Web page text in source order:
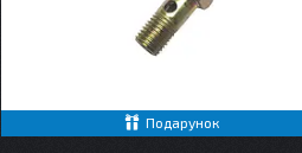
Подарунок